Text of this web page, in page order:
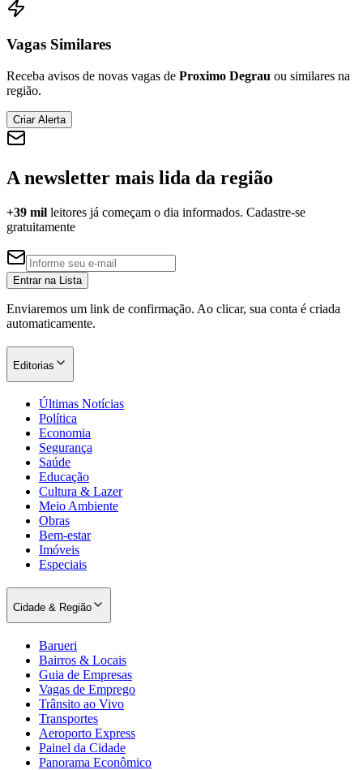
Corinthians
Palmeiras
Vagas Similares
Receba avisos de novas vagas de Proximo Degrau ou similares na
região.
Criar Alerta
A newsletter mais lida da região
+39 mil leitores já começam o dia informados. Cadastre-se
gratuitamente
Entrar na Lista
Enviaremos um link de confirmação. Ao clicar, sua conta é criada
automaticamente.
Editorias
Últimas Notícias
Política
Economia
Segurança
Saúde
Educação
Cultura & Lazer
Meio Ambiente
Obras
Bem-estar
Imóveis
Especiais
Cidade & Região
Barueri
Bairros & Locais
Guia de Empresas
Vagas de Emprego
Trânsito ao Vivo
Transportes
Aeroporto Express
Painel da Cidade
Panorama Econômico